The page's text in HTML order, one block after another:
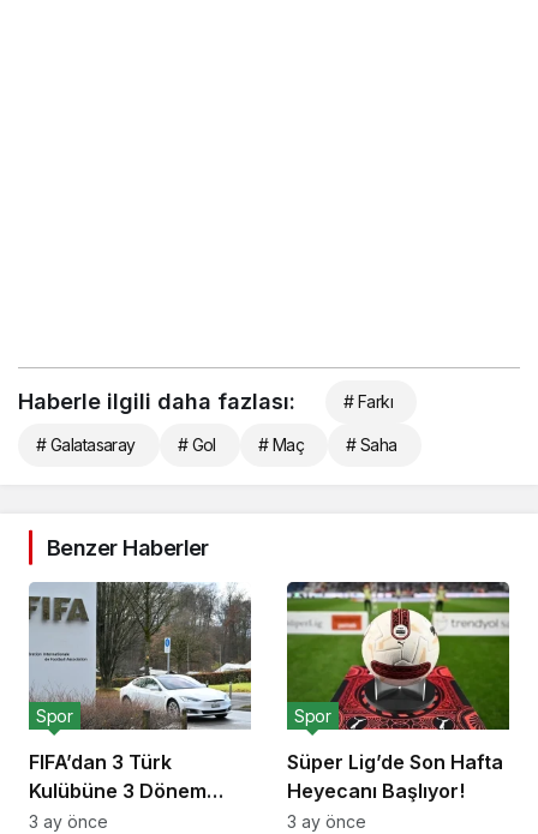
Haberle ilgili daha fazlası: # Farkı
# Galatasaray # Gol # Maç # Saha
Benzer Haberler
FIFA’dan 3 Türk
Kulübüne 3 Dönem
Transfer Yasağı!
Spor
3 ay önce
Süper Lig’de Son Hafta
Heyecanı Başlıyor!
Spor
3 ay önce